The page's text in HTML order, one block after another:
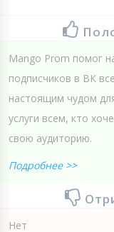
Mango Prom помог
подписчиков в ВК
настоящим чудом
услуги всем, кто
свою аудиторию.
Подробнее >>
Нет